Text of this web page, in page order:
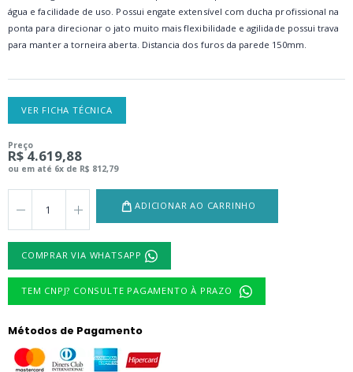
água e facilidade de uso. Possui engate extensível com ducha profissional na
ponta para direcionar o jato muito mais flexibilidade e agilidade possui trava
para manter a torneira aberta. Distancia dos furos da parede 150mm.
VER FICHA TÉCNICA
Preço
R$ 4.619,88
ou em até 6x de R$ 812,79
ADICIONAR AO CARRINHO
COMPRAR VIA WHATSAPP
TEM CNPJ? CONSULTE PAGAMENTO À PRAZO
Métodos de Pagamento